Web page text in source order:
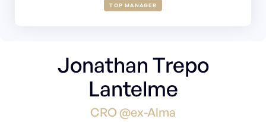
TOP MANAGER
Jonathan Trepo
Lantelme
CRO @ex-Alma